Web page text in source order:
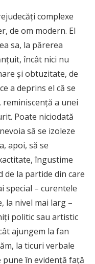
complexe
de om modern. El
sa, la părerea
încât nici nu
şi obtuzitate, de
a deprins el că se
a unei
Poate niciodată
să se izoleze
apoi, să se
îngustime
de la partide din care
special – curentele
la nivel mai larg –
politic sau artistic
ajungem la fan
la ticuri verbale
pune în evidenţă faţă